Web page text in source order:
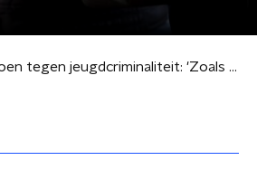
Wat te doen tegen jeugdcriminaliteit: 'Zoals we nu bezig zijn is het een grote chaos'